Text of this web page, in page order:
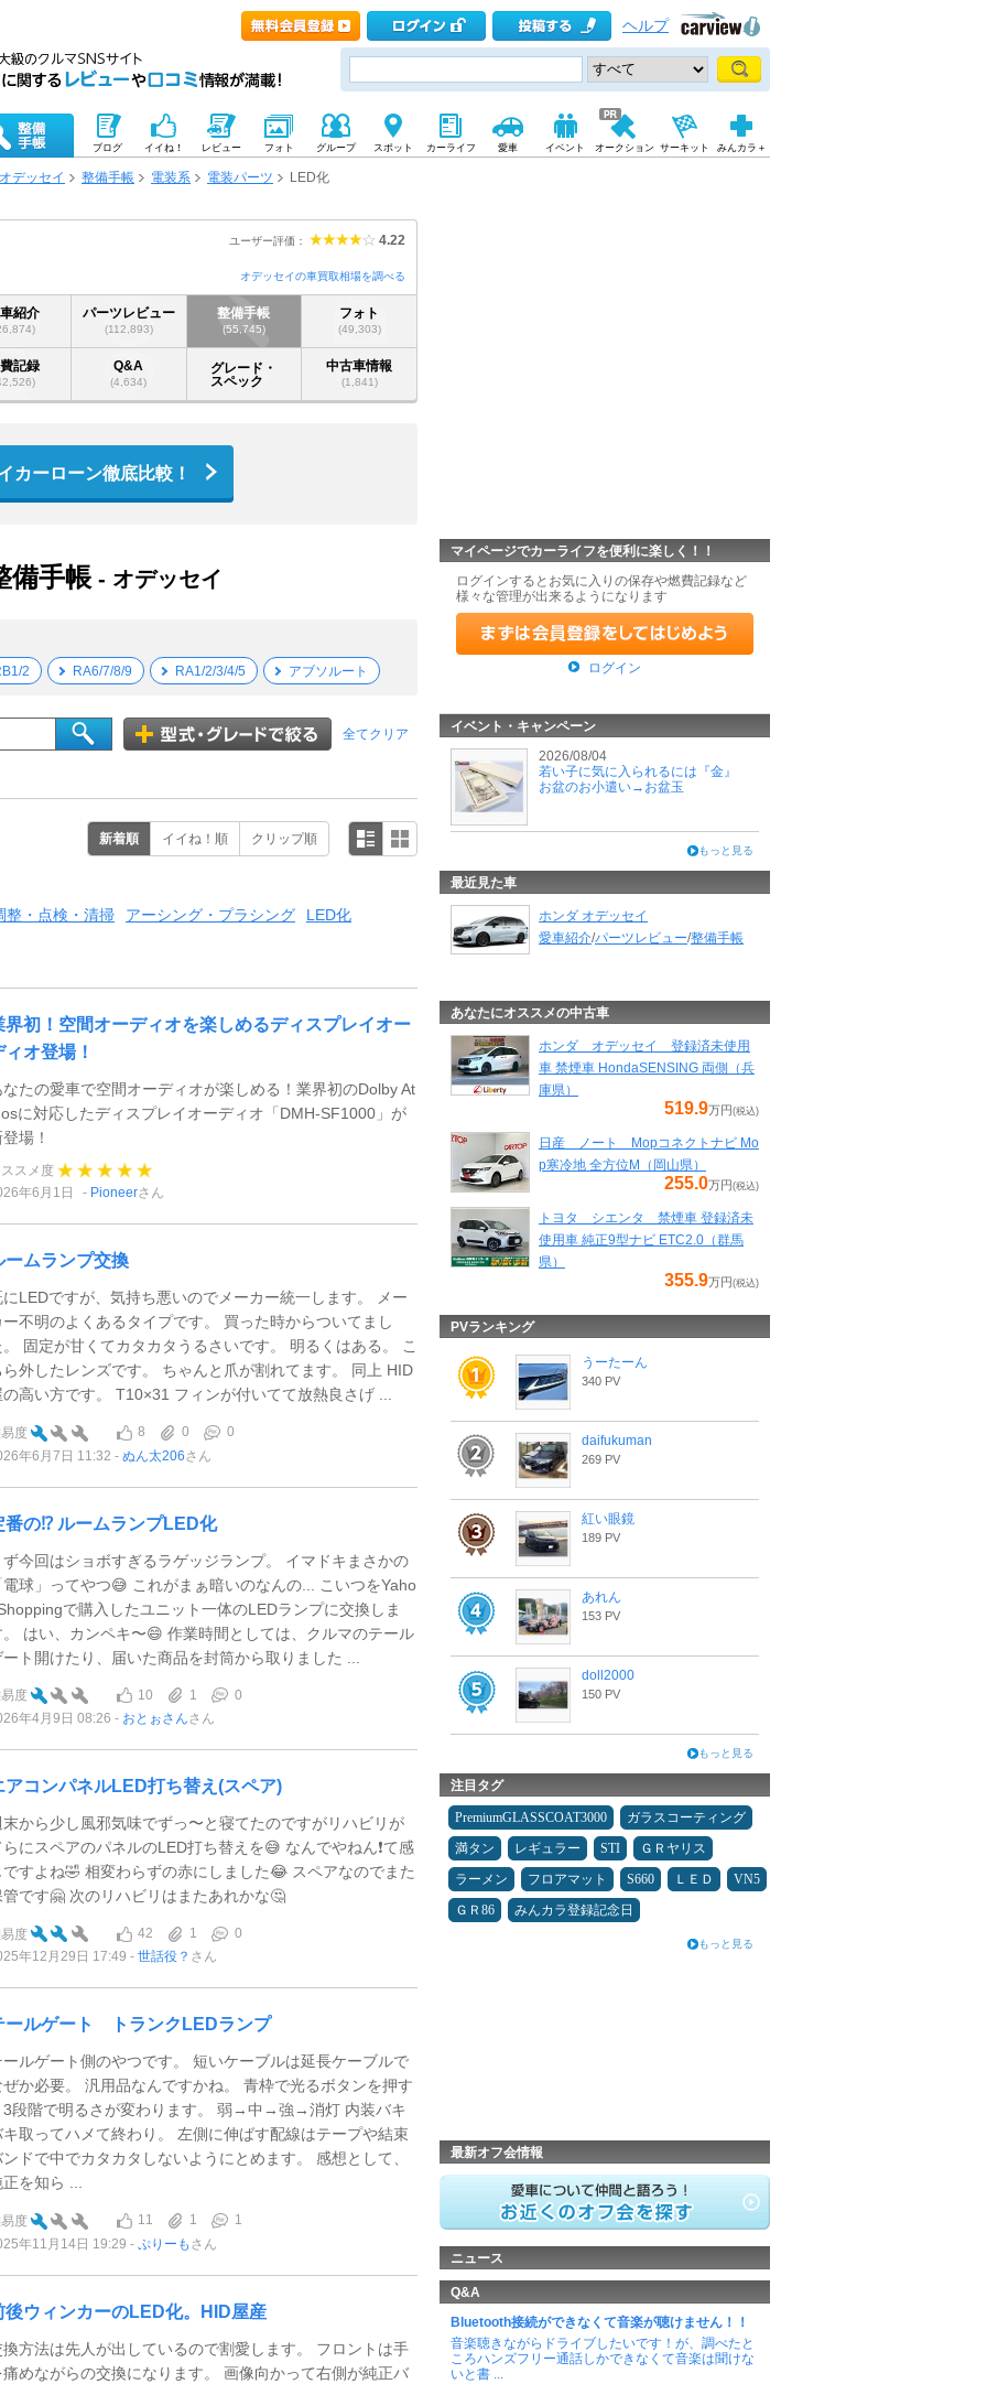
ヘルプ
ブログ イイね！ レビュー フォト グループ スポット カーライフ 愛車 イベント オークション サーキット みんカラ＋
オデッセイ 整備手帳 電装系 電装パーツ LED化
ユーザー評価： 4.22
オデッセイの車買取相場を調べる
紹介 パーツレビュー
(112,893)
整備手帳
(55,745)
フォト
(49,303)
記録 Q&A
(4,634)
グレード・
スペック
中古車情報
(1,841)
カーローン徹底比較！
備手帳 - オデッセイ
2 RA6/7/8/9 RA1/2/3/4/5 アブソルート
全てクリア
新着順 イイね！順 クリップ順
整・点検・清掃 アーシング・プラシング LED化
界初！空間オーディオを楽しめるディスプレイオー
ィオ登場！
なたの愛車で空間オーディオが楽しめる！業界初のDolby At
に対応したディスプレイオーディオ「DMH-SF1000」が
場！
スメ度
年6月1日
Pioneerさん
ームランプ交換
にLEDですが、気持ち悪いのでメーカー統一します。 メー
ー不明のよくあるタイプです。 買った時からついてまし
。 固定が甘くてカタカタうるさいです。 明るくはある。 こ
ら外したレンズです。 ちゃんと爪が割れてます。 同上 HID
の高い方です。 T10×31 フィンが付いてて放熱良さげ ...
度 8 0
0
年6月7日 11:32
ぬん太206さん
番の⁉︎ ルームランプLED化
ず今回はショボすぎるラゲッジランプ。 イマドキまさかの
電球」ってやつ😅 これがまぁ暗いのなんの... こいつをYaho
で購入したユニット一体のLEDランプに交換しま
。 はい、カンペキ〜😄 作業時間としては、クルマのテール
ート開けたり、届いた商品を封筒から取りました ...
度 10 1
0
年4月9日 08:26
おとぉさんさん
アコンパネルLED打ち替え(スペア)
末から少し風邪気味でずっ〜と寝てたのですがリハビリが
らにスペアのパネルのLED打ち替えを😅 なんでやねん❗️て感
ですよね🤣 相変わらずの赤にしました😂 スペアなのでまた
管です🤗 次のリハビリはまたあれかな🤔
度 42 1
0
年12月29日 17:49
世話役？ さん
ールゲート トランクLEDランプ
ールゲート側のやつです。 短いケーブルは延長ケーブルで
ぜか必要。 汎用品なんですかね。 青枠で光るボタンを押す
3段階で明るさが変わります。 弱→中→強→消灯 内装バキ
キ取ってハメて終わり。 左側に伸ばす配線はテープや結束
ンドで中でカタカタしないようにとめます。 感想として、
正を知ら ...
度 11 1
1
年11月14日 19:29
ぷりーも さん
後ウィンカーのLED化。HID屋産
換方法は先人が出しているので割愛します。 フロントは手
痛めながらの交換になります。 画像向かって右側が純正バ
マイページでカーライフを便利に楽しく！！
ログインするとお気に入りの保存や燃費記録など
様々な管理が出来るようになります
ログイン
イベント・キャンペーン
2026/08/04
若い子に気に入られるには『金』
お盆のお小遣い→お盆玉
もっと見る
最近見た車
ホンダ オデッセイ
愛車紹介/パーツレビュー/整備手帳
あなたにオススメの中古車
ホンダ オデッセイ 登録済未使用
車 禁煙車 HondaSENSING 両側（兵
庫県）
519.9万円 (税込)
日産 ノート Mopコネクトナビ Mo
p寒冷地 全方位M（岡山県）
255.0万円 (税込)
トヨタ シエンタ 禁煙車 登録済未
使用車 純正9型ナビ ETC2.0（群馬
県）
355.9万円 (税込)
PVランキング
うーたーん
340 PV
daifukuman
269 PV
紅い眼鏡
189 PV
あれん
153 PV
doll2000
150 PV
もっと見る
注目タグ
PremiumGLASSCOAT3000
ガラスコーティング
満タン
レギュラー STI
ＧＲヤリス
ラーメン
フロアマット S660 ＬＥＤ
VN5
ＧＲ86
みんカラ登録記念日
もっと見る
最新オフ会情報
ニュース
Q&A
Bluetooth接続ができなくて音楽が聴けません！！
音楽聴きながらドライブしたいです！が、調べたと
ころハンズフリー通話しかできなくて音楽は聞けな
いと書 ...